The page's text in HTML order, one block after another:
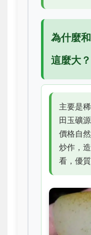
為什麼
這麼大？
主要是
田玉礦
價格自
炒作，
看，優